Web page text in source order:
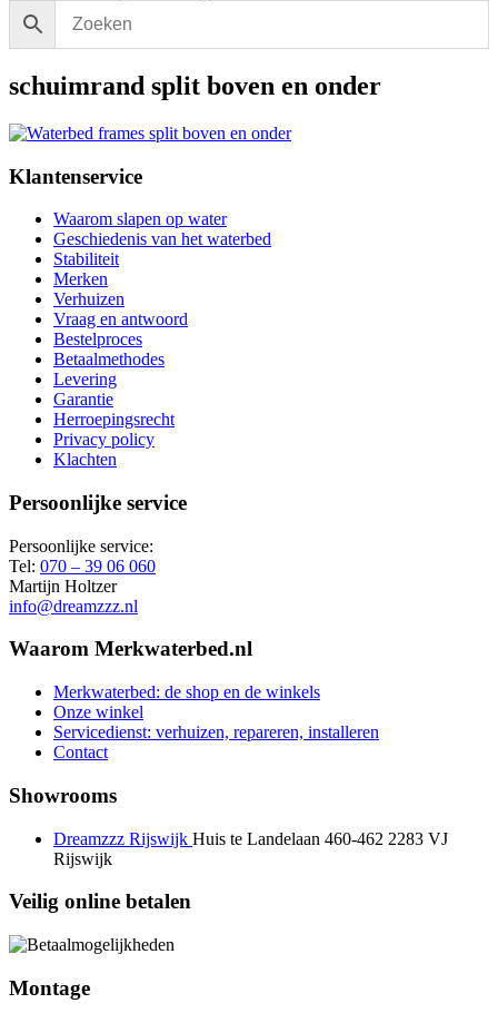
schuimrand split boven en onder
Klantenservice
Waarom slapen op water
Geschiedenis van het waterbed
Stabiliteit
Merken
Verhuizen
Vraag en antwoord
Bestelproces
Betaalmethodes
Levering
Garantie
Herroepingsrecht
Privacy policy
Klachten
Persoonlijke service
Persoonlijke service:
Tel: 070 – 39 06 060
Martijn Holtzer
info@dreamzzz.nl
Waarom Merkwaterbed.nl
Merkwaterbed: de shop en de winkels
Onze winkel
Servicedienst: verhuizen, repareren, installeren
Contact
Showrooms
Dreamzzz Rijswijk Huis te Landelaan 460-462 2283 VJ
Rijswijk
Veilig online betalen
Montage